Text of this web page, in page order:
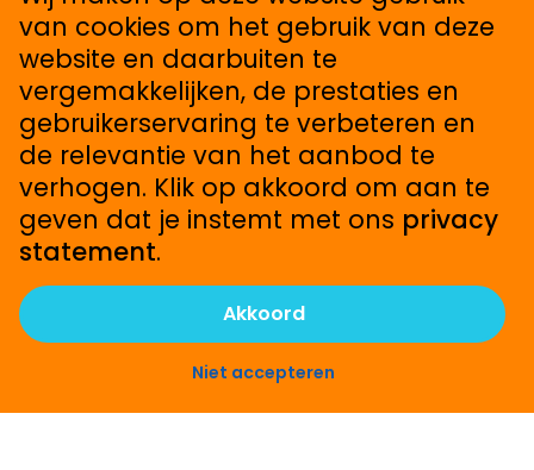
Werving & selectie
Contact
0412-745074
werk@bjflexpartners.nl
Facebook
Instagram
LinkedIn
van cookies om het gebruik van deze
website en daarbuiten te
vergemakkelijken, de prestaties en
gebruikerservaring te verbeteren en
de relevantie van het aanbod te
verhogen. Klik op akkoord om aan te
geven dat je instemt met ons privacy
statement.
Akkoord
Niet accepteren